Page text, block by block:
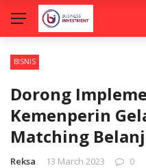
BISNIS
Dorong
Kemenperin
Matching
Reksa 13 March 2023 0